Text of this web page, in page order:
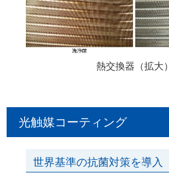
熱交換器（拡大）
光触媒コーティング
世界基準の抗菌対策を導入